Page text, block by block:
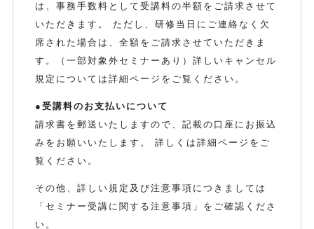
は、事務手数料として受講料の半額をご請求させて
いただきます。 ただし、研修当日にご連絡なく欠
席された場合は、全額をご請求させていただきま
す。（一部対象外セミナーあり）詳しいキャンセル
規定については詳細ページをご覧ください。
●受講料のお支払いについて
請求書を郵送いたしますので、記載の口座にお振込
みをお願いいたします。 詳しくは詳細ページをご
覧ください。
その他、詳しい規定及び注意事項につきましては
「セミナー受講に関する注意事項」をご確認くださ
い。